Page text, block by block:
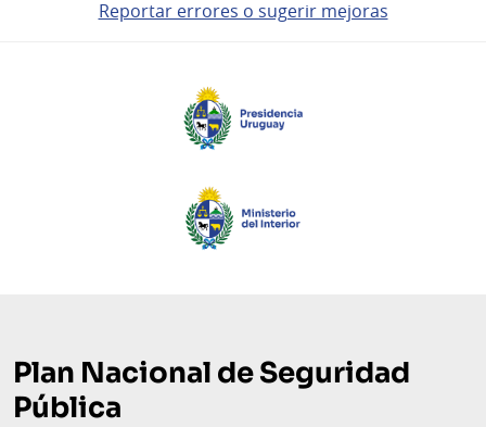
Reportar errores o sugerir mejoras
Plan Nacional de Seguridad
Pública